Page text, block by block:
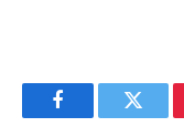
Facebook